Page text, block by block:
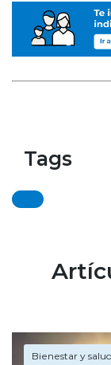
Tags
Bienestar y salud